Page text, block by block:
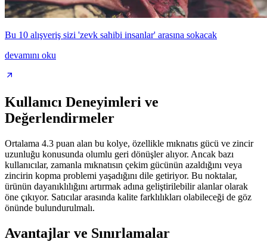
Bu 10 alışveriş sizi 'zevk sahibi insanlar' arasına sokacak
devamını oku
Kullanıcı Deneyimleri ve
Değerlendirmeler
Ortalama 4.3 puan alan bu kolye, özellikle mıknatıs gücü ve zincir
uzunluğu konusunda olumlu geri dönüşler alıyor. Ancak bazı
kullanıcılar, zamanla mıknatısın çekim gücünün azaldığını veya
zincirin kopma problemi yaşadığını dile getiriyor. Bu noktalar,
ürünün dayanıklılığını artırmak adına geliştirilebilir alanlar olarak
öne çıkıyor. Satıcılar arasında kalite farklılıkları olabileceği de göz
önünde bulundurulmalı.
Avantajlar ve Sınırlamalar